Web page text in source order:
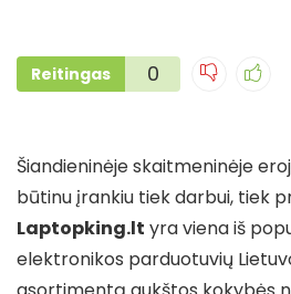
Reitingas 0
Šiandieninėje skaitmeninėje
būtinu įrankiu tiek darbui, tiek
Laptopking.lt yra viena iš
elektronikos parduotuvių